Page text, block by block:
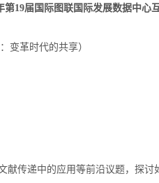
第19届国际图联国际发展数据中心
变革时代的共享）
献传递中的应用等前沿议题，探讨